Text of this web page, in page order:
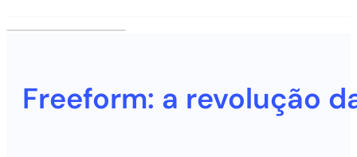
Freeform: a revolução